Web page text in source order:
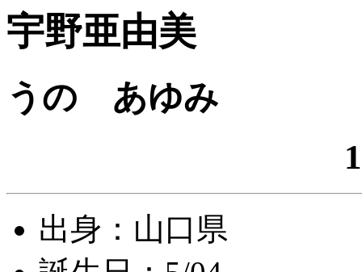
宇野亜由美
うの あゆみ
出身：山口県